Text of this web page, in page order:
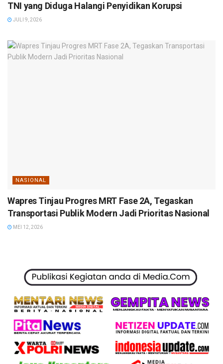
TNI yang Diduga Halangi Penyidikan Korupsi
JULI 9, 2026
NASIONAL
Wapres Tinjau Progres MRT Fase 2A, Tegaskan
Transportasi Publik Modern Jadi Prioritas Nasional
MEI 12, 2026